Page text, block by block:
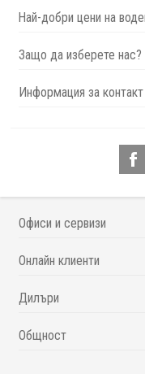
Най-добри цени на
Защо да изберете нас?
Информация за контакт
Офиси и сервизи
Онлайн клиенти
Дилъри
Общност